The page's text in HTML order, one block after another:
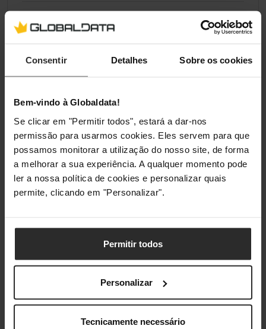
Consentir Detalhes Sobre os cookies
Bem-vindo à Globaldata!
Se clicar em "Permitir todos", estará a dar-nos
permissão para usarmos cookies. Eles servem para que
possamos monitorar a utilização do nosso site, de forma
a melhorar a sua experiência. A qualquer momento pode
ler a nossa política de cookies e personalizar quais
permite, clicando em "Personalizar".
Permitir todos
Personalizar
Tecnicamente necessário
Tipo de fonte de
Consumo de
energia (típico)
11 W
Consumo de
energia (desligado)
0,1 W
Profundidade 200 mm
1,44 kg